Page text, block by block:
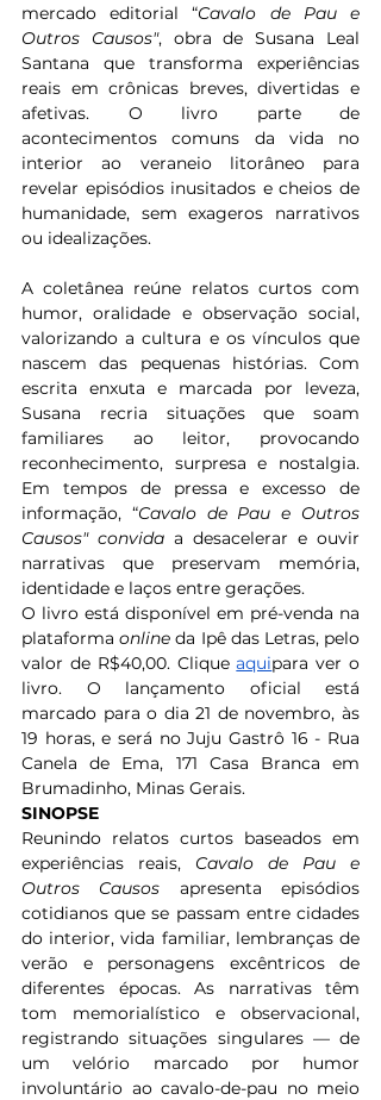
mercado editorial “Cavalo de Pau e
Outros Causos", obra de Susana Leal
Santana que transforma experiências
reais em crônicas breves, divertidas e
afetivas. O livro parte de
acontecimentos comuns da vida no
interior ao veraneio litorâneo para
revelar episódios inusitados e cheios de
humanidade, sem exageros narrativos
ou idealizações.
A coletânea reúne relatos curtos com
humor, oralidade e observação social,
valorizando a cultura e os vínculos que
nascem das pequenas histórias. Com
escrita enxuta e marcada por leveza,
Susana recria situações que soam
familiares ao leitor, provocando
reconhecimento, surpresa e nostalgia.
Em tempos de pressa e excesso de
informação, “Cavalo de Pau e Outros
Causos" convida a desacelerar e ouvir
narrativas que preservam memória,
identidade e laços entre gerações.
O livro está disponível em pré-venda na
plataforma online da Ipê das Letras, pelo
valor de R$40,00. Clique aquipara ver o
livro. O lançamento oficial está
marcado para o dia 21 de novembro, às
19 horas, e será no Juju Gastrô 16 - Rua
Canela de Ema, 171 Casa Branca em
Brumadinho, Minas Gerais.
SINOPSE
Reunindo relatos curtos baseados em
experiências reais, Cavalo de Pau e
Outros Causos apresenta episódios
cotidianos que se passam entre cidades
do interior, vida familiar, lembranças de
verão e personagens excêntricos de
diferentes épocas. As narrativas têm
tom memorialístico e observacional,
registrando situações singulares — de
um velório marcado por humor
involuntário ao cavalo-de-pau no meio